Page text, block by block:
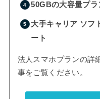
50GBの大容量プラ
大手キャリア ソフ
ート
法人スマホプランの詳
事をご覧ください。